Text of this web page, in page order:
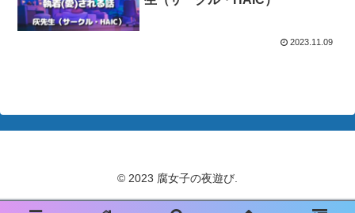
2023.11.09
© 2023 腐女子の夜遊び.